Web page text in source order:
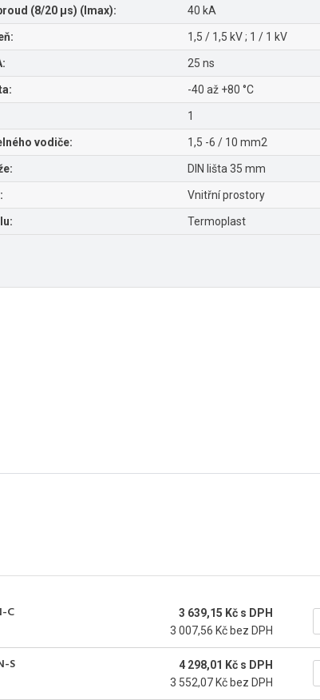
(8/20 µs) (Imax): 40 kA
1,5 / 1,5 kV ; 1 / 1 kV
25 ns
-40 až +80 °C
1
vodiče: 1,5 -6 / 10 mm2
DIN lišta 35 mm
Vnitřní prostory
Termoplast
C
3 639,15 Kč s DPH
3 007,56 Kč bez DPH
S
4 298,01 Kč s DPH
3 552,07 Kč bez DPH